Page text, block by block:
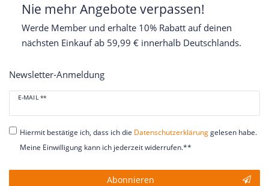
Nie mehr Angebote verpassen!
Werde Member und erhalte 10% Rabatt auf deinen
nächsten Einkauf ab 59,99 € innerhalb Deutschlands.
Newsletter-Anmeldung
E-MAIL **
Newsletter
Honig
Hiermit bestätige ich, dass ich die Daten­schutz­erklärunggelesen habe.
Meine Einwilligung kann ich jederzeit widerrufen.**
Abonnieren